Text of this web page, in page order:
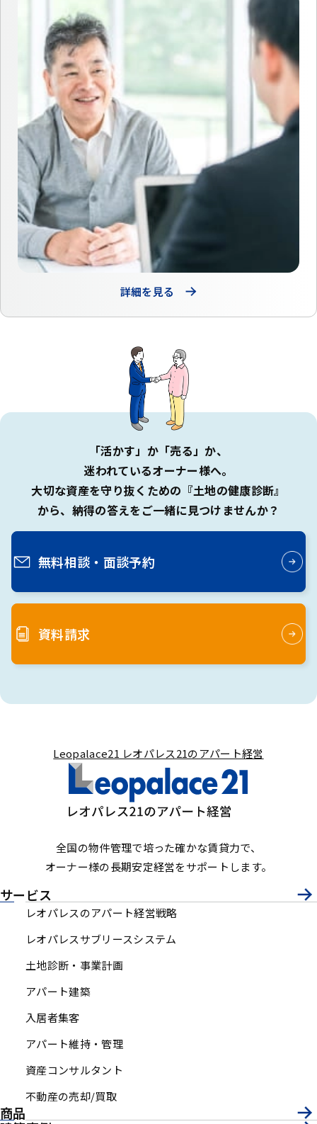
詳細を見る
「活かす」か「売る」か、
迷われているオーナー様へ。
大切な資産を守り抜くための『土地の健康診断』
から、 納得の答えをご一緒に見つけませんか？
無料相談・ 面談予約
資料請求
Leopalace21 レオパレス21のアパート経営
全国の物件管理で培った確かな賃貸力で、
オーナー様の長期安定経営をサポートします。
サービス
レオパレスのアパート経営戦略
レオパレスサブリースシステム
土地診断・事業計画
アパート建築
入居者集客
アパート維持・管理
資産コンサルタント
不動産の売却/買取
商品